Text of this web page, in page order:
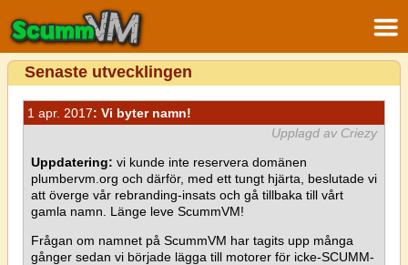
Senaste utvecklingen
1 apr. 2017: Vi byter namn!
Upplagd av Criezy
Uppdatering: vi kunde inte reservera domänen
plumbervm.org och därför, med ett tungt hjärta, beslutade vi
att överge vår rebranding-insats och gå tillbaka till vårt
gamla namn. Länge leve ScummVM!
Frågan om namnet på ScummVM har tagits upp många
gånger sedan vi började lägga till motorer för icke-SCUMM-